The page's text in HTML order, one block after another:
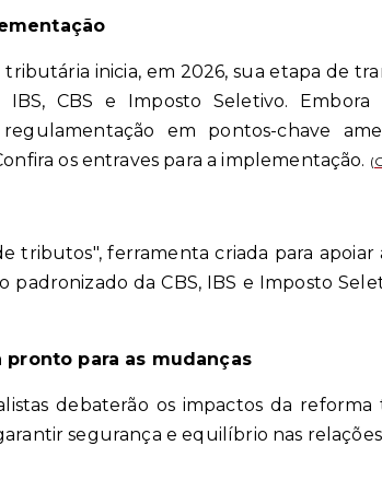
inicia, em 2026, sua etapa de
CBS e Imposto Seletivo. Embora
em pontos-chave
os entraves para a implementação. (
tributos", ferramenta criada para
da CBS, IBS e Imposto
para as mudanças
debaterão os impactos da
segurança e equilíbrio nas